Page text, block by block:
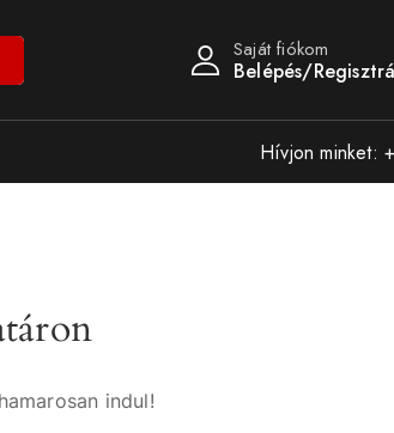
Saját fiókom
Belépés/
Hívjon minket:
indul!